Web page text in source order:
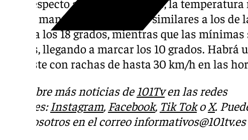
Con respecto a los termómetros, la
hoy se mantendrá en valores similares a los de
torno a los 18 grados, mientras que las
grados, llegando a marcar los 10 grados.
suroeste con rachas de hasta 30 km/h en las
Descubre más noticias de 101Tven las redes
sociales:Instagram, Facebook, Tik TokoX.
con nosotros en el correo informativos@101tv.es